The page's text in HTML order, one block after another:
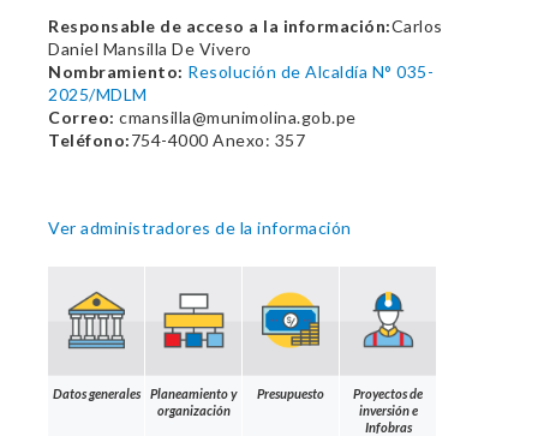
Responsable de acceso a la información:Carlos
Daniel Mansilla De Vivero
Nombramiento: Resolución de Alcaldía N° 035-
2025/MDLM
Correo: cmansilla@munimolina.gob.pe
Teléfono:754-4000 Anexo: 357
Ver administradores de la información
Datos generales
Planeamiento y
organización
Presupuesto
Proyectos de
inversión e
Infobras